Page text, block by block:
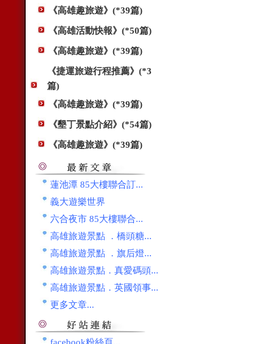
《高雄趣旅遊》(*39篇)
《高雄活動快報》(*50篇)
《高雄趣旅遊》(*39篇)
《捷運旅遊行程推薦》(*3
篇)
《高雄趣旅遊》(*39篇)
《墾丁景點介紹》(*54篇)
《高雄趣旅遊》(*39篇)
蓮池潭 85大樓聯合訂...
義大遊樂世界
六合夜市 85大樓聯合...
高雄旅遊景點 ．橋頭糖...
高雄旅遊景點 ．旗后燈...
高雄旅遊景點．真愛碼頭...
高雄旅遊景點．英國領事...
更多文章...